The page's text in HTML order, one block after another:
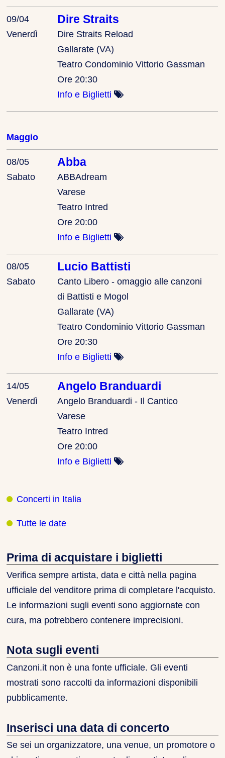
09/04
Venerdì
Dire Straits
Dire Straits Reload
Gallarate (VA)
Teatro Condominio Vittorio Gassman
Ore 20:30
Info e Biglietti
Maggio
08/05
Sabato
Abba
ABBAdream
Varese
Teatro Intred
Ore 20:00
Info e Biglietti
08/05
Sabato
Lucio Battisti
Canto Libero - omaggio alle canzoni
di Battisti e Mogol
Gallarate (VA)
Teatro Condominio Vittorio Gassman
Ore 20:30
Info e Biglietti
14/05
Venerdì
Angelo Branduardi
Angelo Branduardi - Il Cantico
Varese
Teatro Intred
Ore 20:00
Info e Biglietti
Concerti in Italia
Tutte le date
Prima di acquistare i biglietti
Verifica sempre artista, data e città nella pagina
ufficiale del venditore prima di completare l'acquisto.
Le informazioni sugli eventi sono aggiornate con
cura, ma potrebbero contenere imprecisioni.
Nota sugli eventi
Canzoni.it non è una fonte ufficiale. Gli eventi
mostrati sono raccolti da informazioni disponibili
pubblicamente.
Inserisci una data di concerto
Se sei un organizzatore, una venue, un promotore o